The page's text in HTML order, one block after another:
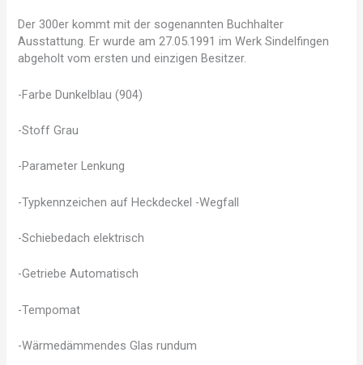
Der 300er kommt mit der sogenannten Buchhalter
Ausstattung. Er wurde am 27.05.1991 im Werk Sindelfingen
abgeholt vom ersten und einzigen Besitzer.
-Farbe Dunkelblau (904)
-Stoff Grau
-Parameter Lenkung
-Typkennzeichen auf Heckdeckel -Wegfall
-Schiebedach elektrisch
-Getriebe Automatisch
-Tempomat
-Wärmedämmendes Glas rundum